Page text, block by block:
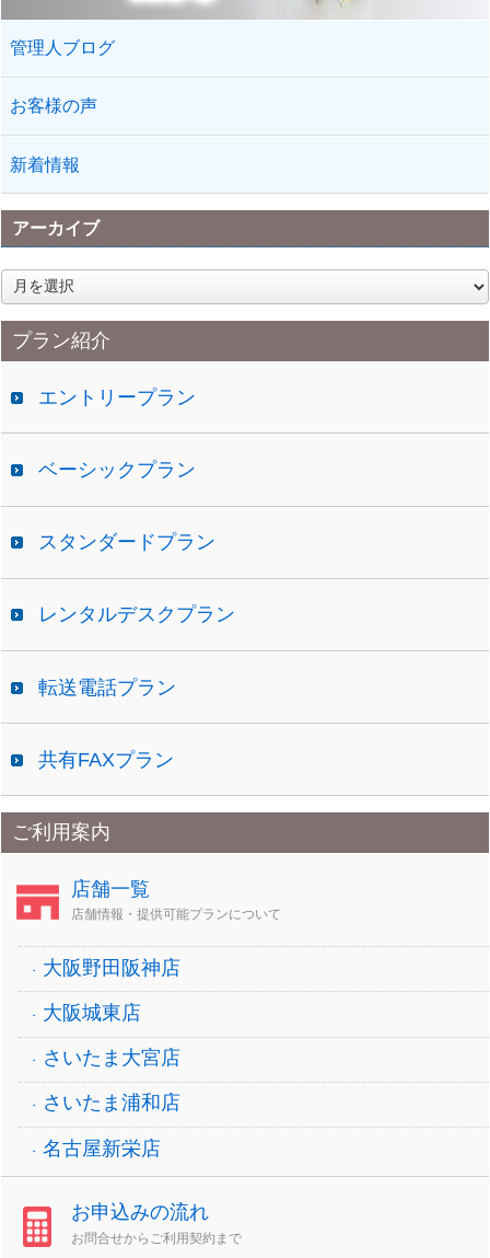
管理人ブログ
お客様の声
新着情報
アーカイブ
ア
ー
カ
イプラン紹介
エントリープラン
ベーシックプラン
スタンダードプラン
レンタルデスクプラン
転送電話プラン
共有FAXプラン
ご利用案内
店舗一覧
店舗情報・提供可能プランについて
大阪野田阪神店
大阪城東店
さいたま大宮店
さいたま浦和店
名古屋新栄店
お申込みの流れ
お問合せからご利用契約まで